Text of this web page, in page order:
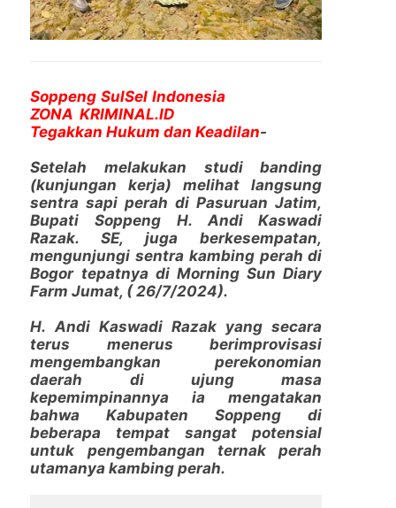
Soppeng SulSel Indonesia
ZONA KRIMINAL.ID
Tegakkan Hukum dan Keadilan-
Setelah melakukan studi banding
(kunjungan kerja) melihat langsung
sentra sapi perah di Pasuruan Jatim,
Bupati Soppeng H. Andi Kaswadi
Razak. SE, juga berkesempatan,
mengunjungi sentra kambing perah di
Bogor tepatnya di Morning Sun Diary
Farm Jumat, ( 26/7/2024).
H. Andi Kaswadi Razak yang secara
terus menerus berimprovisasi
mengembangkan perekonomian
daerah di ujung masa
kepemimpinannya ia mengatakan
bahwa Kabupaten Soppeng di
beberapa tempat sangat potensial
untuk pengembangan ternak perah
utamanya kambing perah.